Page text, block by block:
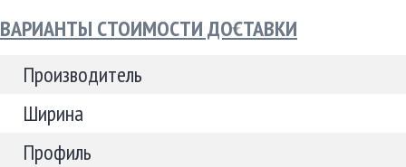
ВАРИАНТЫ СТОИМОСТИ ДОСТАВКИ
Производитель
Ширина
Профиль